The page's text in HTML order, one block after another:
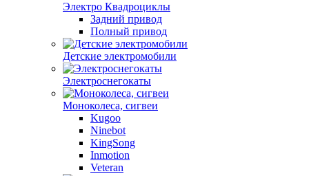
Электро Квадроциклы
Задний привод
Полный привод
Детские электромобили
Электроснегокаты
Моноколеса, сигвеи
Kugoo
Ninebot
KingSong
Inmotion
Veteran